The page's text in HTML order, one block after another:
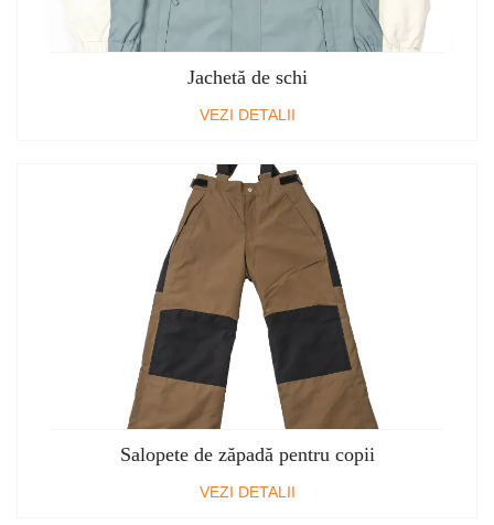
Jachetă de schi
VEZI DETALII
Salopete de zăpadă pentru copii
VEZI DETALII